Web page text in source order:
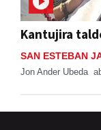
Kantujira
SAN ESTEBAN
Jon Ander Ubeda